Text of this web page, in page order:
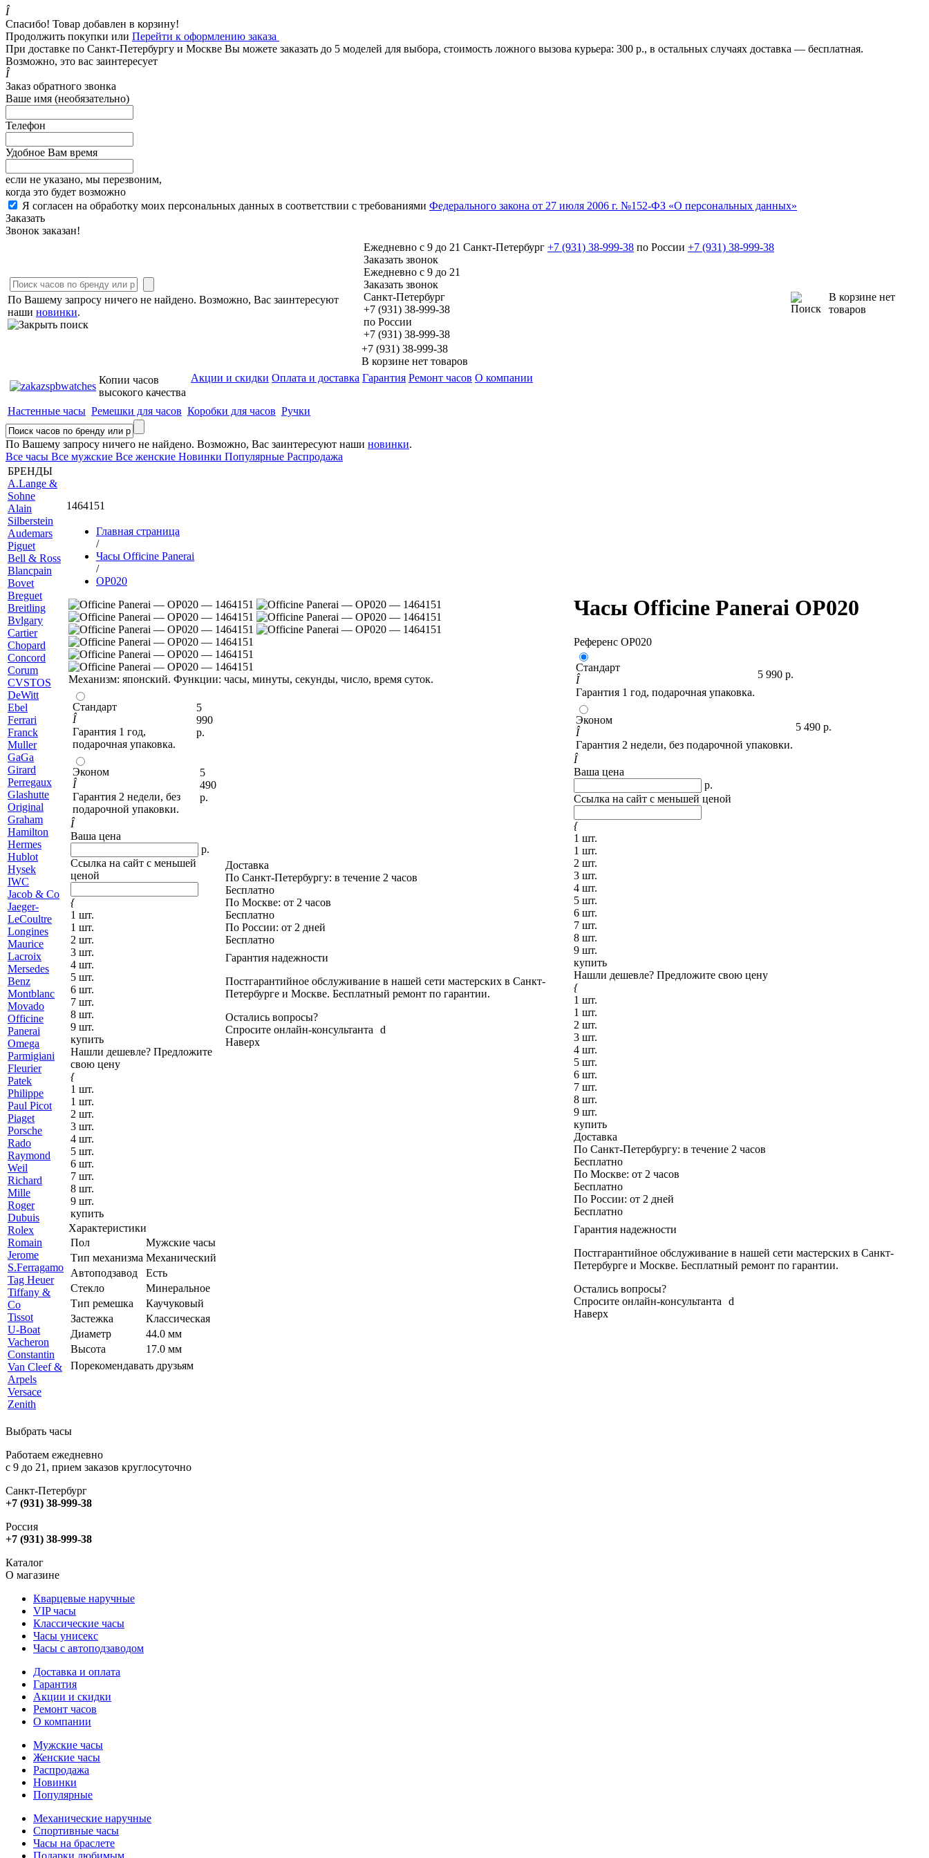
Î
Спасибо! Товар добавлен в корзину!
Продолжить покупки или Перейти к оформлению заказа
При доставке по Санкт-Петербургу и Москве Вы можете заказать до 5 моделей для выбора, стоимость ложного вызова курьера: 300 р., в остальных случаях доставка — бесплатная.
Возможно, это вас заинтересует
Î
Заказ обратного звонка
Ваше имя (необязательно)
Телефон
Удобное Вам время
если не указано, мы перезвоним,
когда это будет возможно
Я согласен на обработку моих персональных данных в соответствии с требованиями Федерального закона от 27 июля 2006 г. №152-ФЗ «О персональных данных»
Заказать
Звонок заказан!
По Вашему запросу ничего не найдено. Возможно, Вас заинтересуют
наши новинки.
Ежедневно с 9 до 21 Cанкт-Петербург +7 (931) 38-999-38 по России +7 (931) 38-999-38
Заказать звонок
Ежедневно с 9 до 21
Заказать звонок
Cанкт-Петербург
+7 (931) 38-999-38
по России
+7 (931) 38-999-38
+7 (931) 38-999-38
В корзине нет товаров
В корзине нет
товаров
Копии часов
высокого качества
Акции и скидки Оплата и доставка Гарантия Ремонт часов О компании
Настенные часы Ремешки для часов Коробки для часов Ручки
По Вашему запросу ничего не найдено. Возможно, Вас заинтересуют наши новинки.
Все часы Все мужские Все женские Новинки Популярные Распродажа
БРЕНДЫ
A.Lange &
Sohne
Alain
Silberstein
Audemars
Piguet
Bell & Ross
Blancpain
Bovet
Breguet
Breitling
Bvlgary
Cartier
Chopard
Concord
Corum
CVSTOS
DeWitt
Ebel
Ferrari
Franck
Muller
GaGa
Girard
Perregaux
Glashutte
Original
Graham
Hamilton
Hermes
Hublot
Hysek
IWC
Jacob & Co
Jaeger-
LeCoultre
Longines
Maurice
Lacroix
Mersedes
Benz
Montblanc
Movado
Officine
Panerai
Omega
Parmigiani
Fleurier
Patek
Philippe
Paul Picot
Piaget
Porsche
Rado
Raymond
Weil
Richard
Mille
Roger
Dubuis
Rolex
Romain
Jerome
S.Ferragamo
Tag Heuer
Tiffany &
Co
Tissot
U-Boat
Vacheron
Constantin
Van Cleef &
Arpels
Versace
Zenith
1464151
Главная страница
/
Часы Officine Panerai
/
OP020
Механизм: японский. Функции: часы, минуты, секунды, число, время суток.
Стандарт
Î
Гарантия 1 год,
подарочная упаковка.
5
990
р.
Эконом
Î
Гарантия 2 недели, без
подарочной упаковки.
5
490
р.
Î
Ваша цена
р.
Ссылка на сайт с меньшей
ценой
{
1 шт.
1 шт.
2 шт.
3 шт.
4 шт.
5 шт.
6 шт.
7 шт.
8 шт.
9 шт.
купить
Нашли дешевле? Предложите
свою цену
{
1 шт.
1 шт.
2 шт.
3 шт.
4 шт.
5 шт.
6 шт.
7 шт.
8 шт.
9 шт.
купить
Доставка
По Санкт-Петербургу: в течение 2 часов
Бесплатно
По Москве: от 2 часов
Бесплатно
По России: от 2 дней
Бесплатно
Гарантия надежности
Постгарантийное обслуживание в нашей сети мастерских в Санкт-
Петербурге и Москве. Бесплатный ремонт по гарантии.
Остались вопросы?
Спросите онлайн-консультанта
d
Наверх
Характеристики
Пол
Мужские часы
Тип механизма Механический
Автоподзавод
Есть
Стекло
Минеральное
Тип ремешка
Каучуковый
Застежка
Классическая
Диаметр
44.0 мм
Высота
17.0 мм
Порекомендавать друзьям
Часы Officine Panerai OP020
Референс OP020
Стандарт
Î
Гарантия 1 год, подарочная упаковка.
5 990 р.
Эконом
Î
Гарантия 2 недели, без подарочной упаковки.
5 490 р.
Î
Ваша цена
р.
Ссылка на сайт с меньшей ценой
{
1 шт.
1 шт.
2 шт.
3 шт.
4 шт.
5 шт.
6 шт.
7 шт.
8 шт.
9 шт.
купить
Нашли дешевле? Предложите свою цену
{
1 шт.
1 шт.
2 шт.
3 шт.
4 шт.
5 шт.
6 шт.
7 шт.
8 шт.
9 шт.
купить
Доставка
По Санкт-Петербургу: в течение 2 часов
Бесплатно
По Москве: от 2 часов
Бесплатно
По России: от 2 дней
Бесплатно
Гарантия надежности
Постгарантийное обслуживание в нашей сети мастерских в Санкт-
Петербурге и Москве. Бесплатный ремонт по гарантии.
Остались вопросы?
Спросите онлайн-консультанта
d
Наверх
Выбрать часы
Работаем ежедневно
с 9 до 21, прием заказов круглосуточно
Санкт-Петербург
+7 (931) 38-999-38
Россия
+7 (931) 38-999-38
Каталог
О магазине
Кварцевые наручные
VIP часы
Классические часы
Часы унисекс
Часы с автоподзаводом
Доставка и оплата
Гарантия
Акции и скидки
Ремонт часов
О компании
Мужские часы
Женские часы
Распродажа
Новинки
Популярные
Механические наручные
Спортивные часы
Часы на браслете
Подарки любимым